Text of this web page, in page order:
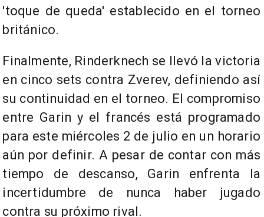
'toque de queda' establecido en el torneo
británico.
Finalmente, Rinderknech se llevó la victoria
en cinco sets contra Zverev, definiendo así
su continuidad en el torneo. El compromiso
entre Garin y el francés está programado
para este miércoles 2 de julio en un horario
aún por definir. A pesar de contar con más
tiempo de descanso, Garin enfrenta la
incertidumbre de nunca haber jugado
contra su próximo rival.